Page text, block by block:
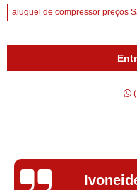
aluguel de compressor preços